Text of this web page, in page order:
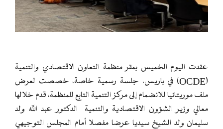
عقدت اليوم الخميس بمقر منظمة التعاون الاقتصادي والتنمية
(OCDE) في باريس، جلسة رسمية خاصة، خصصت لعرض
ملف موريتانيا للانضمام إلى مركز التنمية التابع للمنظمة، قدم خلالها
معالي وزير الشؤون الاقتصادية والتنمية الدكتور عبد الله ولد
سليمان ولد الشيخ سيديا عرضا مفصلا أمام المجلس التوجيهي